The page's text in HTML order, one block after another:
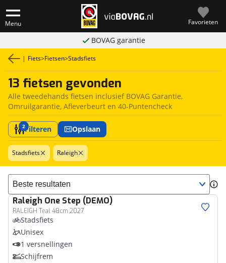
Menu Favorieten
BOVAG garantie
| Fiets>Fietsen>Stadsfiets
13 fietsen gevonden
Alle tweedehands fietsen inclusief BOVAG Garantie,
Omruilgarantie, Afleverbeurt en 40-Puntencheck
2Filteren Opslaan
Stadsfiets Raleigh
Sorteer resultaten
Raleigh One Step (DEMO)
RALEIGH Teal 48cm 2027
Stadsfiets
Unisex
1 versnellingen
Schijfrem